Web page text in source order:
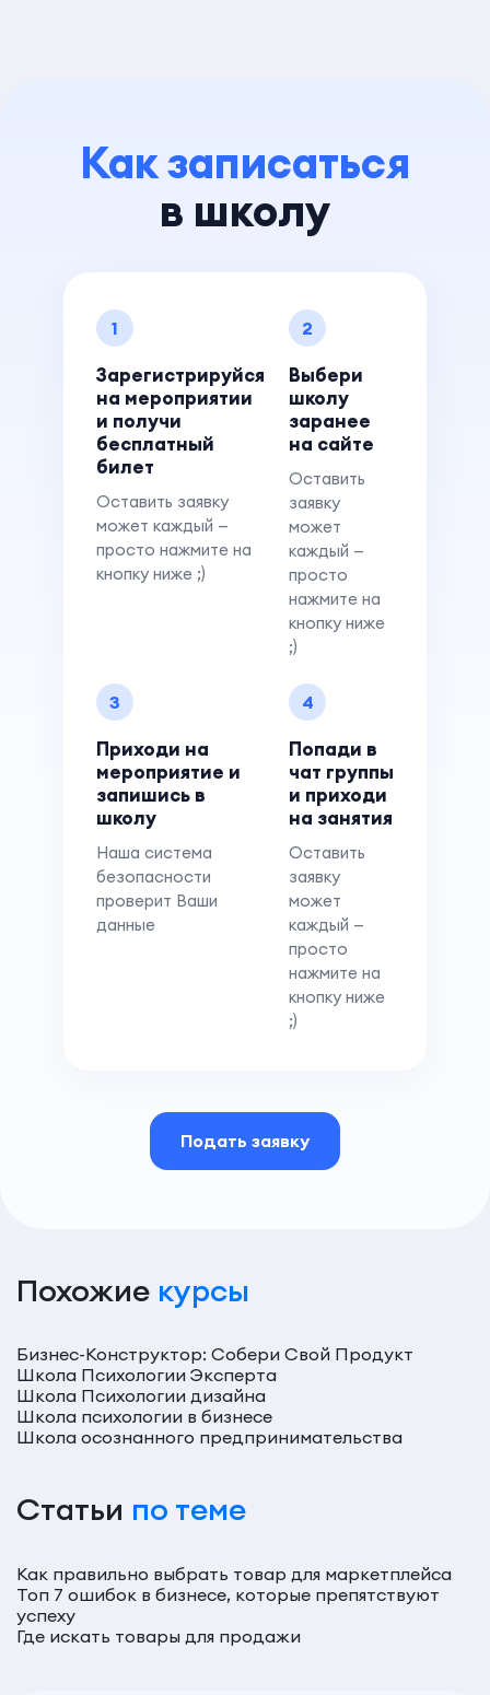
Как записаться
в школу
1
Зарегистрируйся
на мероприятии
и получи
бесплатный
билет
Оставить заявку
может каждый —
просто нажмите на
кнопку ниже ;)
2
Выбери
школу
заранее
на сайте
Оставить
заявку
может
каждый —
просто
нажмите на
кнопку ниже
;)
3
Приходи на
мероприятие и
запишись в
школу
Наша система
безопасности
проверит Ваши
данные
4
Попади в
чат группы
и приходи
на занятия
Оставить
заявку
может
каждый —
просто
нажмите на
кнопку ниже
;)
Подать заявку
Похожие курсы
Бизнес-Конструктор: Собери Свой Продукт
Школа Психологии Эксперта
Школа Психологии дизайна
Школа психологии в бизнесе
Школа осознанного предпринимательства
Статьи по теме
Как правильно выбрать товар для маркетплейса
Топ 7 ошибок в бизнесе, которые препятствуют
успеху
Где искать товары для продажи